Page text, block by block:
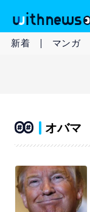
新着 マンガ
オバマ